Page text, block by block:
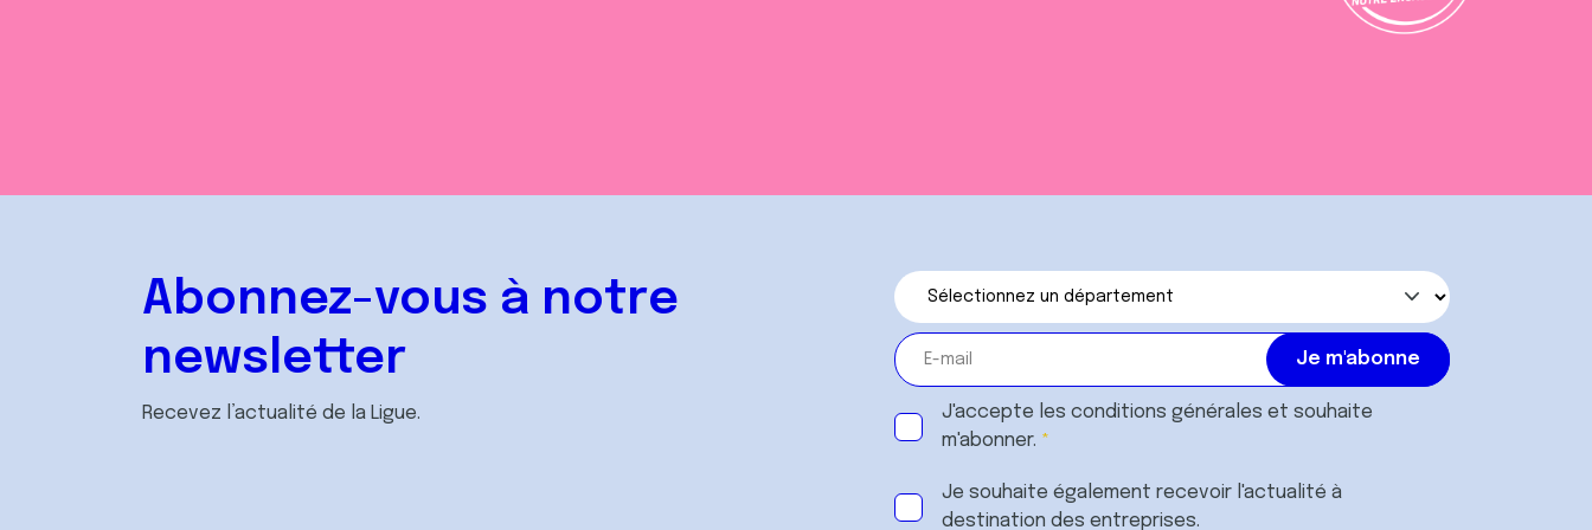
Abonnez-vous à notre
newsletter
Recevez l’actualité de la Ligue. J'accepte les conditions générales et souhaite
m'abonner.
Je souhaite également recevoir l'actualité à
destination des entreprises.